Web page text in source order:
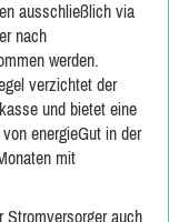
ausschließlich via
nach
werden.
verzichtet der
und bietet eine
energieGut in der
mit
Stromversorger auch